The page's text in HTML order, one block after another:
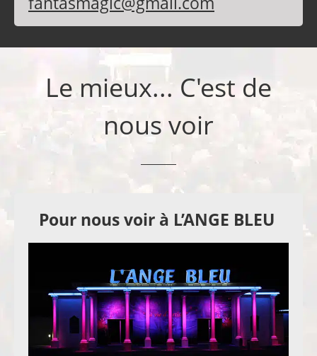
Le mieux... C'est de
nous voir
Pour nous voir à L’ANGE BLEU